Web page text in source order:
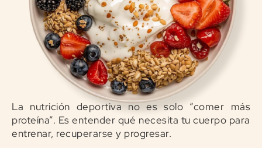
La nutrición deportiva no es solo “comer más
proteína”. Es entender qué necesita tu cuerpo para
entrenar, recuperarse y progresar.